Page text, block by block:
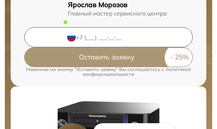
Ярослав Морозов
Главный мастер сервисного центра
Оставить заявку
Нажимая на кнопку "Оставить заявку" Вы соглашаетесь c политикой
конфиденциальности